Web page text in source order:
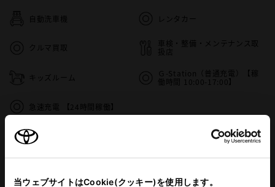
当ウェブサイトはCookie(クッキー)を使用します。
自動洗車機 レンタカー
クルマ買取
車検・整備・メンテナンス取
扱店
キッズルーム
Ｇ-Station（普通充電）【稼
働時間 10:00-17:00】
急速充電 【24時間稼働】
店舗について